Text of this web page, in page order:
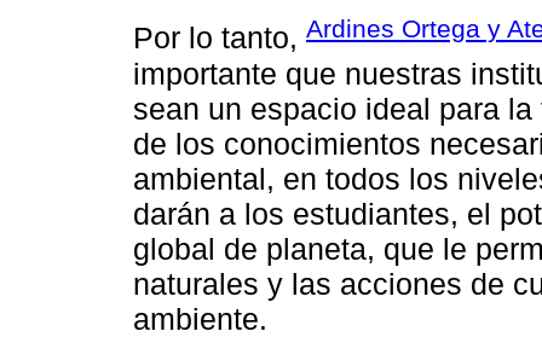
Por lo tanto, Ardines Ortega y
importante que nuestras
sean un espacio ideal para
de los conocimientos
ambiental, en todos los
darán a los estudiantes, el
global de planeta, que le
naturales y las acciones de
ambiente.